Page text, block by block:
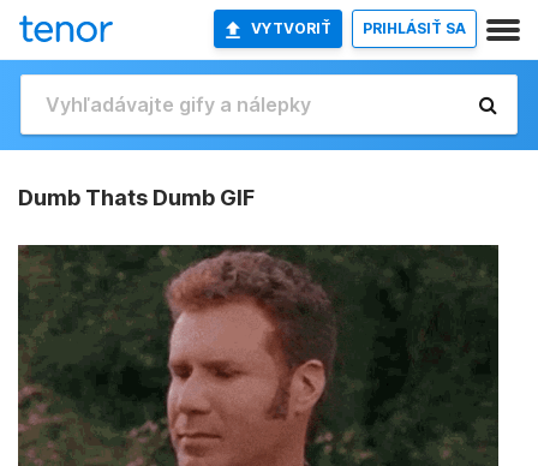
VYTVORIŤ PRIHLÁSIŤ SA
Dumb Thats Dumb GIF